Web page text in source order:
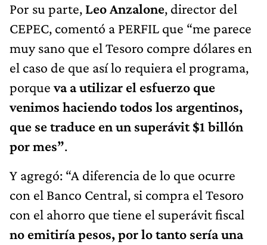
Por su parte, Leo Anzalone, director del
CEPEC, comentó a PERFIL que “me parece
muy sano que el Tesoro compre dólares en
el caso de que así lo requiera el programa,
porqueva a utilizar el esfuerzo que
venimos haciendo todos los argentinos,
que se traduce en un superávit $1 billón
por mes”.
Y agregó: “A diferencia de lo que ocurre
con el Banco Central, si compra el Tesoro
con el ahorro que tiene el superávit fiscal
no emitiría pesos, por lo tanto sería una